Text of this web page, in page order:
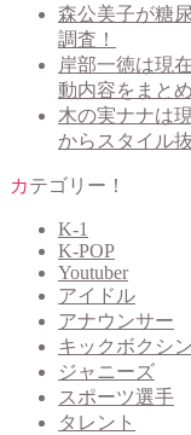
森公美子が糖
調査！
岸部一徳は現
動内容をまと
木の実ナナは
からスタイル抜
カテゴリー！
K-1
K-POP
Youtuber
アイドル
アナウンサー
キックボクシ
ジャニーズ
スポーツ選手
タレント